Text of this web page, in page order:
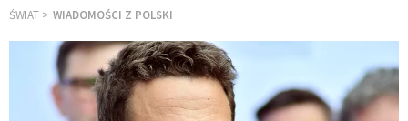
ŚWIAT WIADOMOŚCI Z POLSKI